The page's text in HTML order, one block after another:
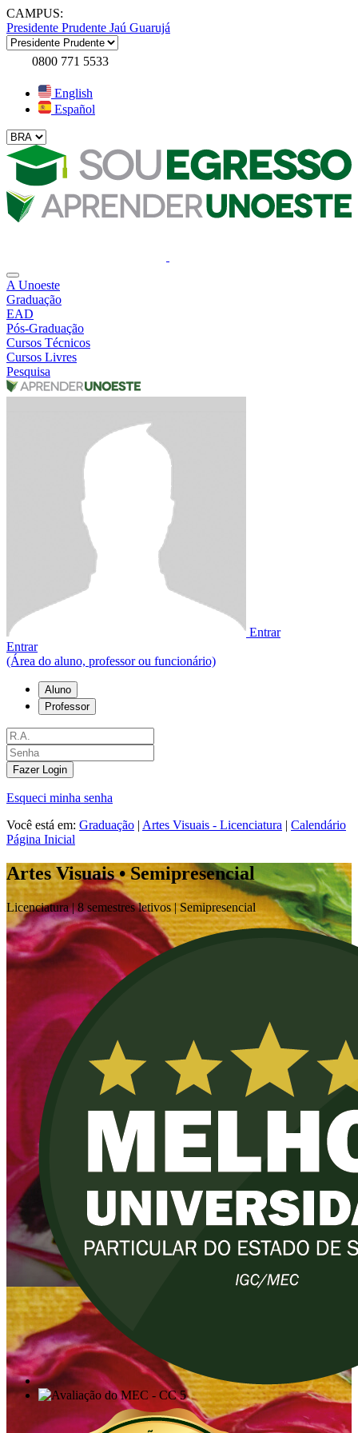
CAMPUS:
Presidente Prudente Jaú Guarujá
0800 771 5533
English
Español
A Unoeste
Graduação
EAD
Pós-Graduação
Cursos Técnicos
Cursos Livres
Pesquisa
Entrar
Entrar
(Área do aluno, professor ou funcionário)
Aluno
Professor
Fazer Login
Esqueci minha senha
Você está em: Graduação | Artes Visuais - Licenciatura | Calendário
Página Inicial
Artes Visuais • Semipresencial
Licenciatura |8 semestres letivos |Semipresencial